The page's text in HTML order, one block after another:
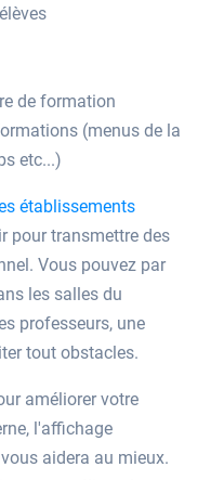
de formation
(menus de la
etc...)
établissements
pour transmettre des
Vous pouvez par
les salles du
professeurs, une
tout obstacles.
améliorer votre
l'affichage
aidera au mieux.